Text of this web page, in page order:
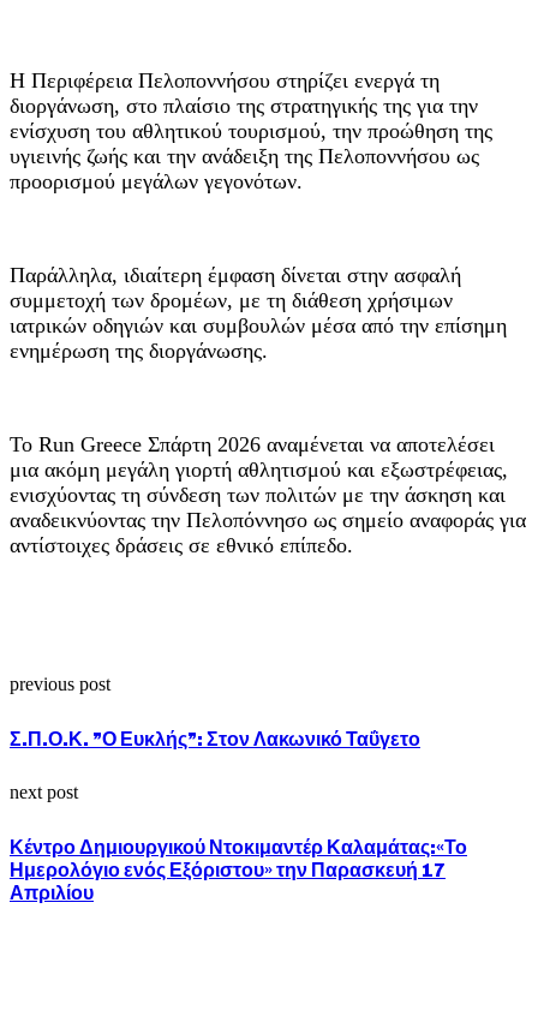
Η Περιφέρεια Πελοποννήσου στηρίζει ενεργά τη
διοργάνωση, στο πλαίσιο της στρατηγικής της για την
ενίσχυση του αθλητικού τουρισμού, την προώθηση της
υγιεινής ζωής και την ανάδειξη της Πελοποννήσου ως
προορισμού μεγάλων γεγονότων.
Παράλληλα, ιδιαίτερη έμφαση δίνεται στην ασφαλή
συμμετοχή των δρομέων, με τη διάθεση χρήσιμων
ιατρικών οδηγιών και συμβουλών μέσα από την επίσημη
ενημέρωση της διοργάνωσης.
Το Run Greece Σπάρτη 2026 αναμένεται να αποτελέσει
μια ακόμη μεγάλη γιορτή αθλητισμού και εξωστρέφειας,
ενισχύοντας τη σύνδεση των πολιτών με την άσκηση και
αναδεικνύοντας την Πελοπόννησο ως σημείο αναφοράς για
αντίστοιχες δράσεις σε εθνικό επίπεδο.
previous post
Σ.Π.Ο.Κ. ”Ο Ευκλής”: Στον Λακωνικό Ταΰγετο
next post
Κέντρο Δημιουργικού Ντοκιμαντέρ Καλαμάτας:«Το
Ημερολόγιο ενός Εξόριστου» την Παρασκευή 17
Απριλίου